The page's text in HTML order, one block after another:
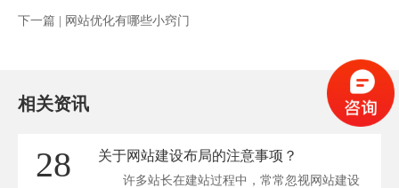
下一篇 | 网站优化有哪些小窍门
相关资讯
28 关于网站建设布局的注意事项？
许多站长在建站过程中，常常忽视网站建设